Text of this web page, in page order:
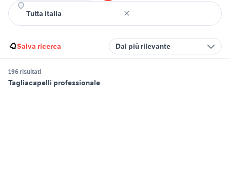
Salva ricerca Dal più rilevante
196 risultati
Tagliacapelli professionale